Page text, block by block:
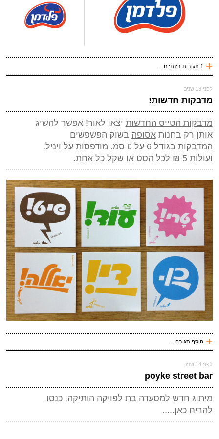
שלח תגובה
+ 1 תגובות בינתיים ...
אני כל כך נהנית לראות את העבודות שלך, פשוט מקום ממלא השראה, גם כאן וגם
באינסטגרם.
עכשיו אני !
*מייל (אף אחד לא יראה אותו)(חובה)
אתר
אנטי ספאם - באיזה כלי תחבורה אני טס (ארבע אותיות)
(חובה)
לפני 13 שנים
מדבקות חדשות!
מדבקות הטייס החדשות יצאו לאור! אפשר להשיג
אותן רק בחנותאסופה בשוק הפשפשים
המדבקות בגודל 6 על 6 סמ. מודפסות על ויניל.
ועולות 5 ₪ לכל הסט או שקל כל אחת.
+ הוסף תגובה ...
*מייל (אף אחד לא יראה אותו)(חובה)
*אנטי ספאם - באיזה כלי תחבורה אני טס (ארבע אותיות)
לפני 14 שנים
poyke street bar
מיתוג חדש למסעדה בת לפויקה הותיקה.כנסו
להריח כאן.....